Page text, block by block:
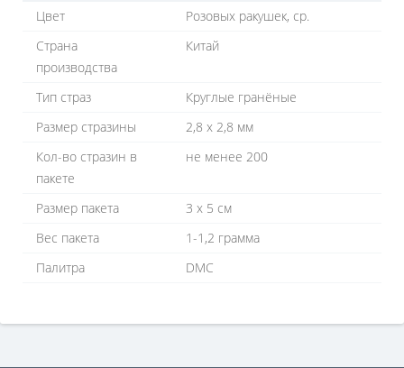
Цвет
Розовых ракушек, ср.
Страна
производства
Китай
Тип страз
Круглые гранёные
Размер стразины
2,8 х 2,8 мм
Кол-во стразин в
пакете
не менее 200
Размер пакета
3 х 5 см
Вес пакета
1-1,2 грамма
Палитра
DMC